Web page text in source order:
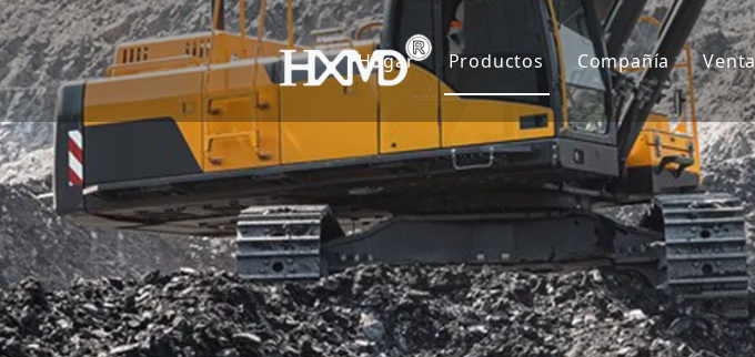
Hogar Productos
Dientes de cubo
Cubo de excavadora
Adaptador de dientes de cubo
Otros accesorios para
Compañía
Sobre nosotros
Cultura
Preguntas más